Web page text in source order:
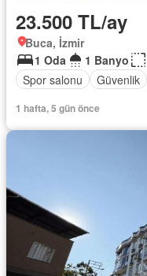
23.500 TL/ay
Buca, İzmir
1 Oda
1 Banyo
Spor salonu
Güvenlik
1 hafta, 5 gün önce